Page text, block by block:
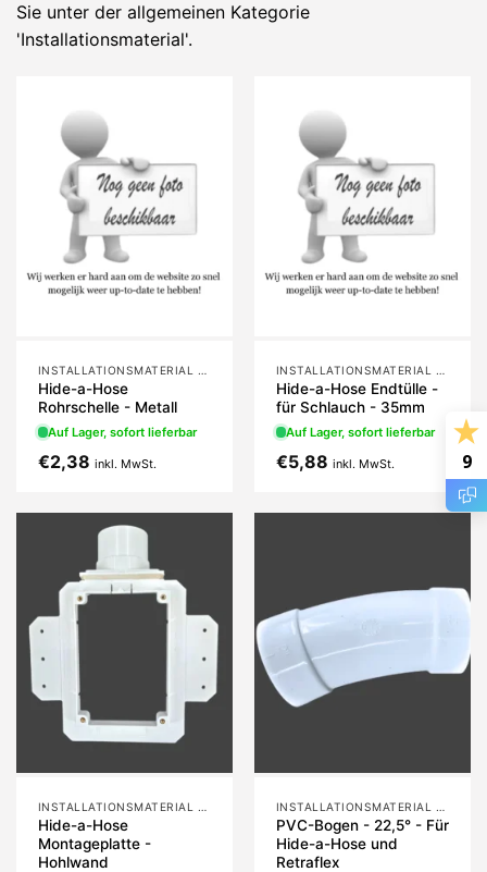
Sie unter der allgemeinen Kategorie
'Installationsmaterial'.
INSTALLATIONSMATERIAL HIDE-A-HOSE UND RETRAFLEX
Hide-a-Hose
Rohrschelle - Metall
Auf Lager, sofort lieferbar
€2,38 inkl. MwSt.
INSTALLATIONSMATERIAL HIDE-A-HOSE UND RETRAFLEX
Hide-a-Hose Endtülle -
für Schlauch - 35mm
Auf Lager, sofort lieferbar
€5,88 inkl. MwSt.
INSTALLATIONSMATERIAL HIDE-A-HOSE UND RETRAFLEX
Hide-a-Hose
Montageplatte -
Hohlwand
INSTALLATIONSMATERIAL HIDE-A-HOSE UND RETRAFLEX
PVC-Bogen - 22,5° - Für
Hide-a-Hose und
Retraflex
9